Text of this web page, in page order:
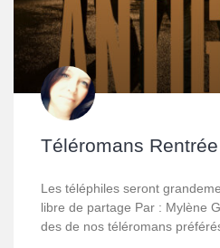
Téléromans
Les téléphiles seront
libre de partage Par : Mylène
des de nos téléromans